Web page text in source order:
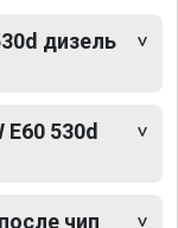
дизель
530d
чип